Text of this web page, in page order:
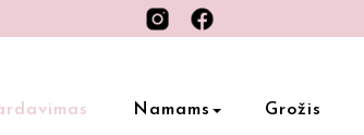
Namams Grožis